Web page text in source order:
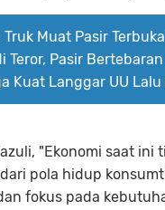
Truk Muat Pasir
Teror, Pasir Bertebaran
Kuat Langgar UU
"Ekonomi saat ini
pola hidup
fokus pada